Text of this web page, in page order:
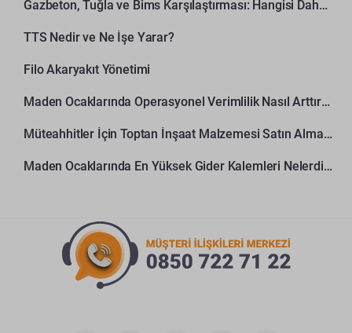
Gazbeton, Tuğla ve Bims Karşılaştırması: Hangisi Daha Avantajlı?
TTS Nedir ve Ne İşe Yarar?
Filo Akaryakıt Yönetimi
Maden Ocaklarında Operasyonel Verimlilik Nasıl Arttırılır?
Müteahhitler İçin Toptan İnşaat Malzemesi Satın Alma Rehberi
Maden Ocaklarında En Yüksek Gider Kalemleri Nelerdir?